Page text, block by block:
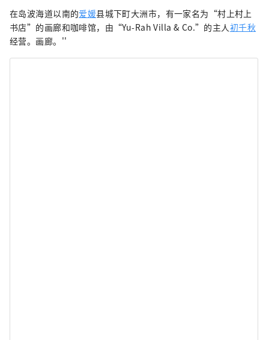
在岛波海道以南的爱媛县城下町大洲市，有一家名为“村上村上
书店”的画廊和咖啡馆，由“Yu-Rah Villa & Co.”的主人初千秋
经营。画廊。''